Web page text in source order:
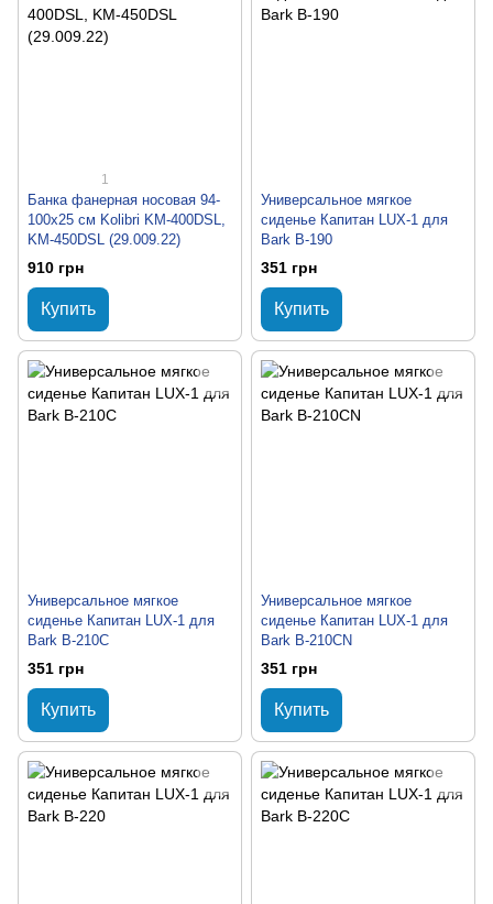
1
Банка фанерная носовая 94-
100х25 см Kolibri KM-400DSL,
KM-450DSL (29.009.22)
910 грн
Купить
Универсальное мягкое
сиденье Капитан LUX-1 для
Bark B-190
351 грн
Купить
Универсальное мягкое
сиденье Капитан LUX-1 для
Bark B-210C
351 грн
Купить
Универсальное мягкое
сиденье Капитан LUX-1 для
Bark B-210CN
351 грн
Купить